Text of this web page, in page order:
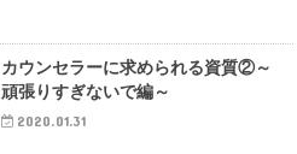
カウンセラーに求められる資質②～
頑張りすぎないで編～
2020.01.31